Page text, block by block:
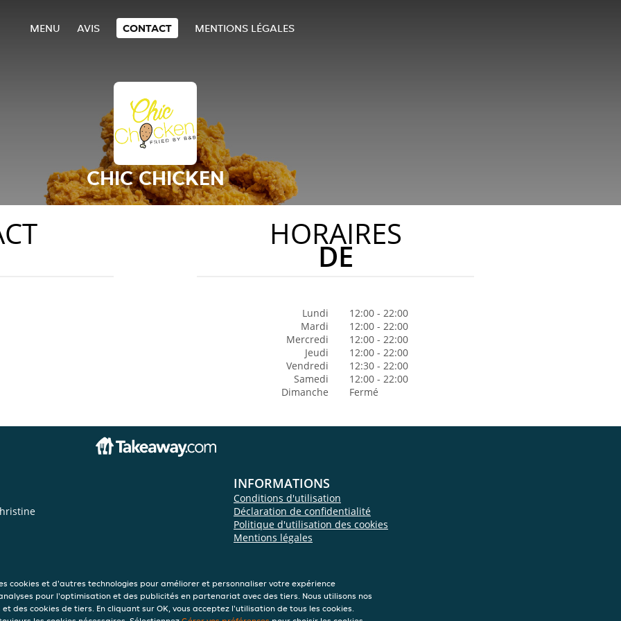
MENU AVIS CONTACT MENTIONS LÉGALES
CHIC CHICKEN
HORAIRES
DE
Lundi
12:00 - 22:00
Mardi
12:00 - 22:00
Mercredi
12:00 - 22:00
Jeudi
12:00 - 22:00
Vendredi
12:30 - 22:00
Samedi
12:00 - 22:00
Dimanche
Fermé
INFORMATIONS
Conditions d'utilisation
Déclaration de confidentialité
Politique d'utilisation des cookies
Mentions légales
cookies et d'autres technologies pour améliorer et personnaliser votre expérience
pour l'optimisation et des publicités en partenariat avec des tiers. Nous utilisons nos
des cookies de tiers. En cliquant sur OK, vous acceptez l'utilisation de tous les cookies.